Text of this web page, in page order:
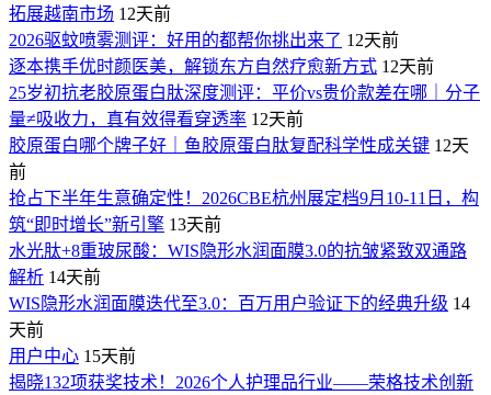
拓展越南市场 12天前
2026驱蚊喷雾测评：好用的都帮你挑出来了 12天前
逐本携手优时颜医美，解锁东方自然疗愈新方式 12天前
25岁初抗老胶原蛋白肽深度测评：平价vs贵价款差在哪｜分子
量≠吸收力，真有效得看穿透率 12天前
胶原蛋白哪个牌子好｜鱼胶原蛋白肽复配科学性成关键 12天
前
抢占下半年生意确定性！2026CBE杭州展定档9月10-11日，构
筑“即时增长”新引擎 13天前
水光肽+8重玻尿酸：WIS隐形水润面膜3.0的抗皱紧致双通路
解析 14天前
WIS隐形水润面膜迭代至3.0：百万用户验证下的经典升级 14
天前
用户中心 15天前
揭晓132项获奖技术！2026个人护理品行业——荣格技术创新